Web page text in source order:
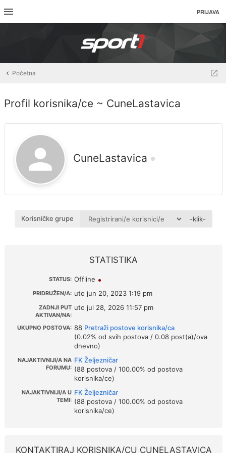
PRIJAVA
Početna
Profil korisnika/ce ~ CuneLastavica
CuneLastavica
Korisničke grupe -klik-
STATISTIKA
STATUS: Offline
PRIDRUŽEN/A: uto jun 20, 2023 1:19 pm
ZADNJI PUT
AKTIVAN/NA:
uto jul 28, 2026 11:57 pm
UKUPNO POSTOVA: 88 Pretraži postove korisnika/ca
(0.02% od svih postova / 0.08 post(a)/ova
dnevno)
NAJAKTIVNIJI/A NA
FORUMU:
FK Željezničar
(88 postova / 100.00% od postova
korisnika/ce)
NAJAKTIVNIJI/A U
TEMI:
FK Željezničar
(88 postova / 100.00% od postova
korisnika/ce)
KONTAKTIRAJ KORISNIKA/CU CUNELASTAVICA